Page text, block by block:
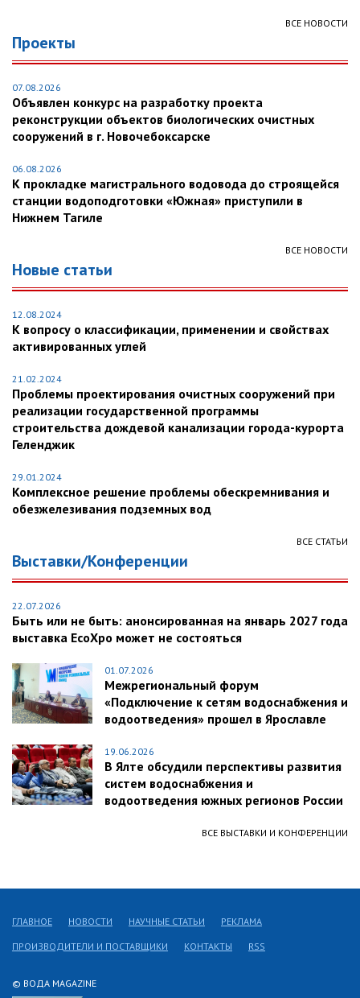
ВСЕ НОВОСТИ
Проекты
07.08.2026
Объявлен конкурс на разработку проекта
реконструкции объектов биологических очистных
сооружений в г. Новочебоксарске
06.08.2026
К прокладке магистрального водовода до строящейся
станции водоподготовки «Южная» приступили в
Нижнем Тагиле
ВСЕ НОВОСТИ
Новые статьи
12.08.2024
К вопросу о классификации, применении и свойствах
активированных углей
21.02.2024
Проблемы проектирования очистных сооружений при
реализации государственной программы
строительства дождевой канализации города-курорта
Геленджик
29.01.2024
Комплексное решение проблемы обескремнивания и
обезжелезивания подземных вод
ВСЕ СТАТЬИ
Выставки/Конференции
22.07.2026
Быть или не быть: анонсированная на январь 2027 года
выставка EcoXpo может не состояться
01.07.2026
Межрегиональный форум
«Подключение к сетям водоснабжения и
водоотведения» прошел в Ярославле
19.06.2026
В Ялте обсудили перспективы развития
систем водоснабжения и
водоотведения южных регионов России
ВСЕ ВЫСТАВКИ И КОНФЕРЕНЦИИ
© ВОДА MAGAZINE
ГЛАВНОЕ НОВОСТИ НАУЧНЫЕ СТАТЬИ РЕКЛАМА
ПРОИЗВОДИТЕЛИ И ПОСТАВЩИКИ КОНТАКТЫ RSS